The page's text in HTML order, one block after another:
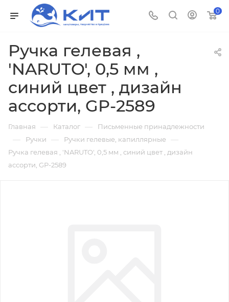
0
Ручка гелевая ,
'NARUTO', 0,5 мм ,
синий цвет , дизайн
ассорти, GP-2589
Главная — Каталог — Письменные принадлежности
— Ручки — Ручки гелевые, капиллярные —
Ручка гелевая , 'NARUTO', 0,5 мм , синий цвет , дизайн
ассорти, GP-2589